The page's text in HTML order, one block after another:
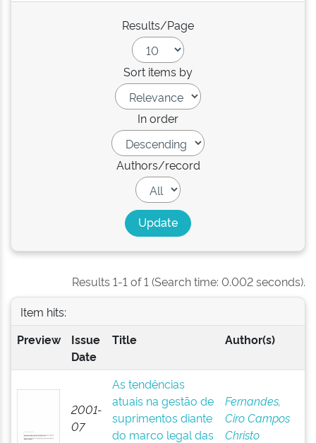
Results/Page
Sort items by
In order
Authors/record
Results 1-1 of 1 (Search time: 0.002 seconds).
Item hits:
Preview
Issue
Date
Title Author(s)
2001-
07
As tendências
atuais na gestão de
suprimentos diante
do marco legal das
Fernandes,
Ciro Campos
Christo